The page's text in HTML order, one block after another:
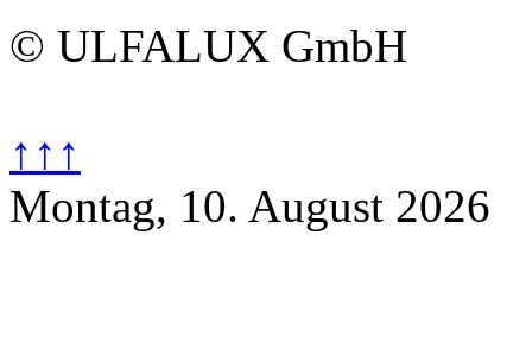
© ULFALUX GmbH
↑↑↑
Montag, 10. August 2026